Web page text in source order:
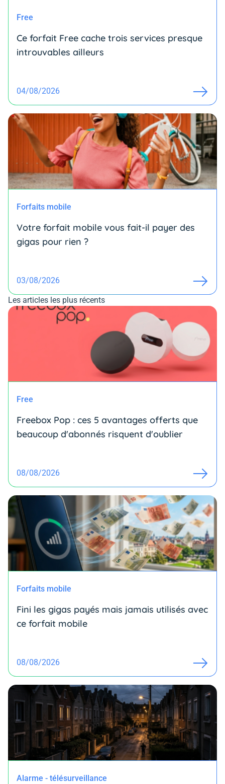
Free
Ce forfait Free cache trois services presque
introuvables ailleurs
04/08/2026
Forfaits mobile
Votre forfait mobile vous fait-il payer des
gigas pour rien ?
03/08/2026
Les articles les plus récents
Free
Freebox Pop : ces 5 avantages offerts que
beaucoup d'abonnés risquent d'oublier
08/08/2026
Forfaits mobile
Fini les gigas payés mais jamais utilisés avec
ce forfait mobile
08/08/2026
Alarme - télésurveillance